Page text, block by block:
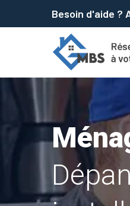
Besoin d'aide ?